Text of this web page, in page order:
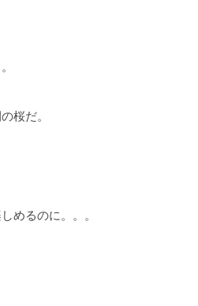
桜だ。
めるのに。。。